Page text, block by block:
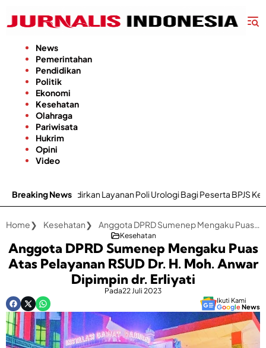
konten
News
Pemerintahan
Pendidikan
Politik
Ekonomi
Kesehatan
Olahraga
Pariwisata
Hukrim
Opini
Video
Breaking News
Poli Urologi Bagi Peserta BPJS Kesehatan
Home Kesehatan Anggota DPRD Sumenep Mengaku Puas Atas Pelayanan RSUD Dr. H. Moh. Anwar Dipimpin dr. Erliyati
Kesehatan
Anggota DPRD Sumenep Mengaku Puas
Atas Pelayanan RSUD Dr. H. Moh. Anwar
Dipimpin dr. Erliyati
Pada22 Juli 2023
Ikuti Kami
GoogleNews